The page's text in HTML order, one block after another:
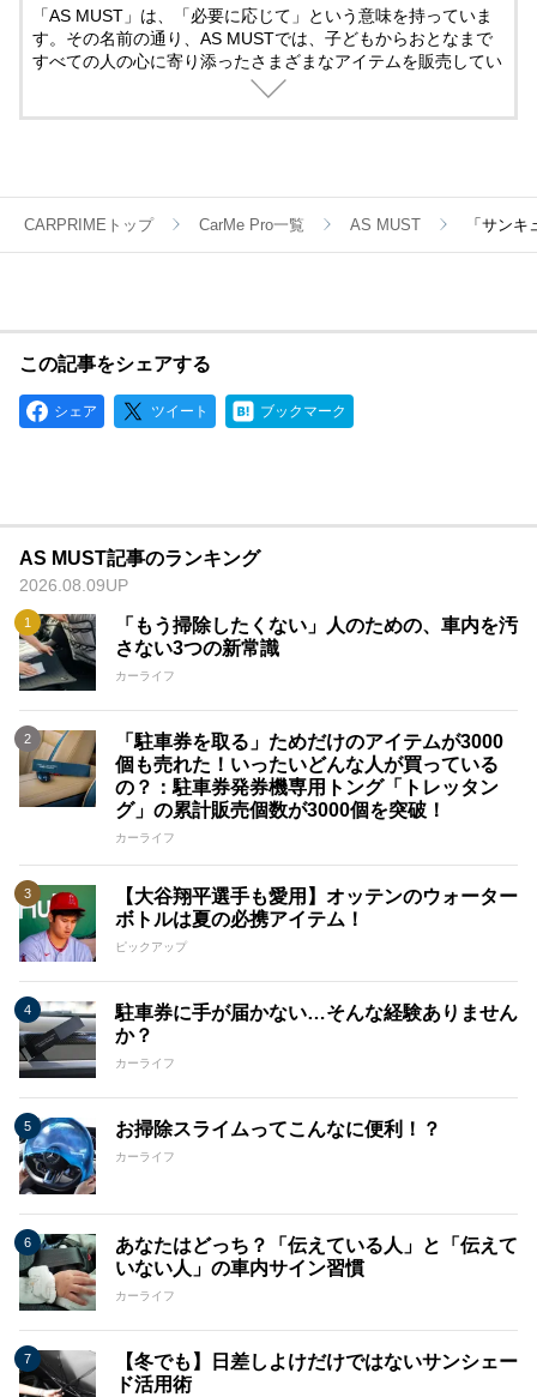
「AS MUST」は、「必要に応じて」という意味を持っていま
す。その名前の通り、AS MUSTでは、子どもからおとなまで
すべての人の心に寄り添ったさまざまなアイテムを販売してい
ます。今後も、みなさまの好奇心を満たす、魅力あふれる商品
CARPRIMEトップ CarMe Pro一覧 AS MUST 「サン
この記事をシェアする
シェア ツイート ブックマーク
AS MUST記事のランキング
2026.08.09UP
「もう掃除したくない」人のための、車内を汚
さない3つの新常識
カーライフ
「駐車券を取る」ためだけのアイテムが3000
個も売れた！いったいどんな人が買っている
の？：駐車券発券機専用トング「トレッタン
グ」の累計販売個数が3000個を突破！
カーライフ
【大谷翔平選手も愛用】オッテンのウォーター
ボトルは夏の必携アイテム！
ピックアップ
駐車券に手が届かない…そんな経験ありません
か？
カーライフ
お掃除スライムってこんなに便利！？
カーライフ
あなたはどっち？「伝えている人」と「伝えて
いない人」の車内サイン習慣
カーライフ
【冬でも】日差しよけだけではないサンシェー
ド活用術